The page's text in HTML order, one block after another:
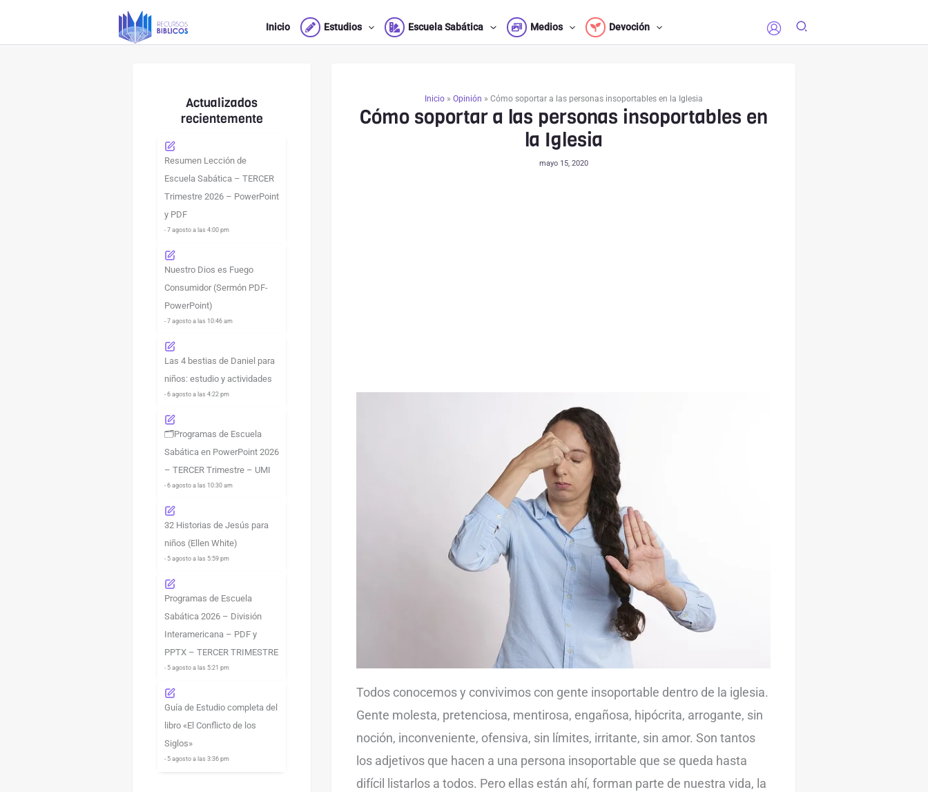
Inicio Estudios Escuela Sabática Medios Devoción
Actualizados
recientemente
Resumen Lección de
Escuela Sabática – TERCER
Trimestre 2026 – PowerPoint
y PDF
- 7 agosto a las 4:00 pm
Nuestro Dios es Fuego
Consumidor (Sermón PDF-
PowerPoint)
- 7 agosto a las 10:46 am
Las 4 bestias de Daniel para
niños: estudio y actividades
- 6 agosto a las 4:22 pm
🗂️Programas de Escuela
Sabática en PowerPoint 2026
– TERCER Trimestre – UMI
- 6 agosto a las 10:30 am
32 Historias de Jesús para
niños (Ellen White)
- 5 agosto a las 5:59 pm
Programas de Escuela
Sabática 2026 – División
Interamericana – PDF y
PPTX – TERCER TRIMESTRE
- 5 agosto a las 5:21 pm
Guía de Estudio completa del
libro «El Conflicto de los
Siglos»
- 5 agosto a las 3:36 pm
Inicio» Opinión » Cómo soportar a las personas insoportables en la Iglesia
Cómo soportar a las personas insoportables en
la Iglesia
mayo 15, 2020
Todos conocemos y convivimos con gente insoportable dentro de la iglesia.
Gente molesta, pretenciosa, mentirosa, engañosa, hipócrita, arrogante, sin
noción, inconveniente, ofensiva, sin límites, irritante, sin amor. Son tantos
los adjetivos que hacen a una persona insoportable que se queda hasta
difícil listarlos a todos. Pero ellas están ahí, forman parte de nuestra vida, la